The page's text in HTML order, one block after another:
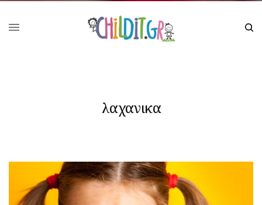
λαχανικα